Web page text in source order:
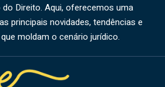
Direito. Aqui, oferecemos uma
principais novidades, tendências e
moldam o cenário jurídico.